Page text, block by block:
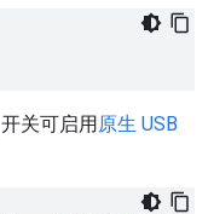
开关可启用原生 USB